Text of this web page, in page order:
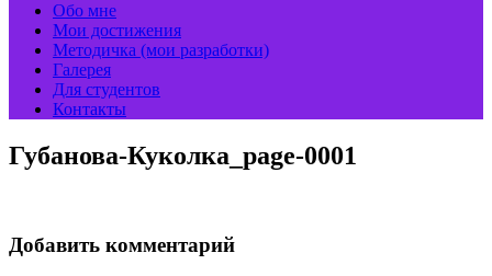
Обо мне
Мои достижения
Методичка (мои разработки)
Галерея
Для студентов
Контакты
Губанова-Куколка_page-0001
Добавить комментарий